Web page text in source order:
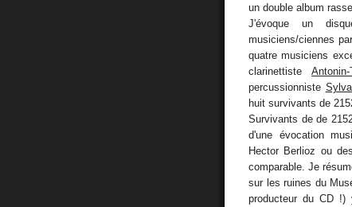
un double album
J'évoque un
musiciens/ciennes
quatre musiciens
clarinettiste
percussionniste
huit survivants de
Survivants de de
d'une évocation
Hector Berlioz ou des
comparable. Je
sur les ruines du
producteur du CD !)